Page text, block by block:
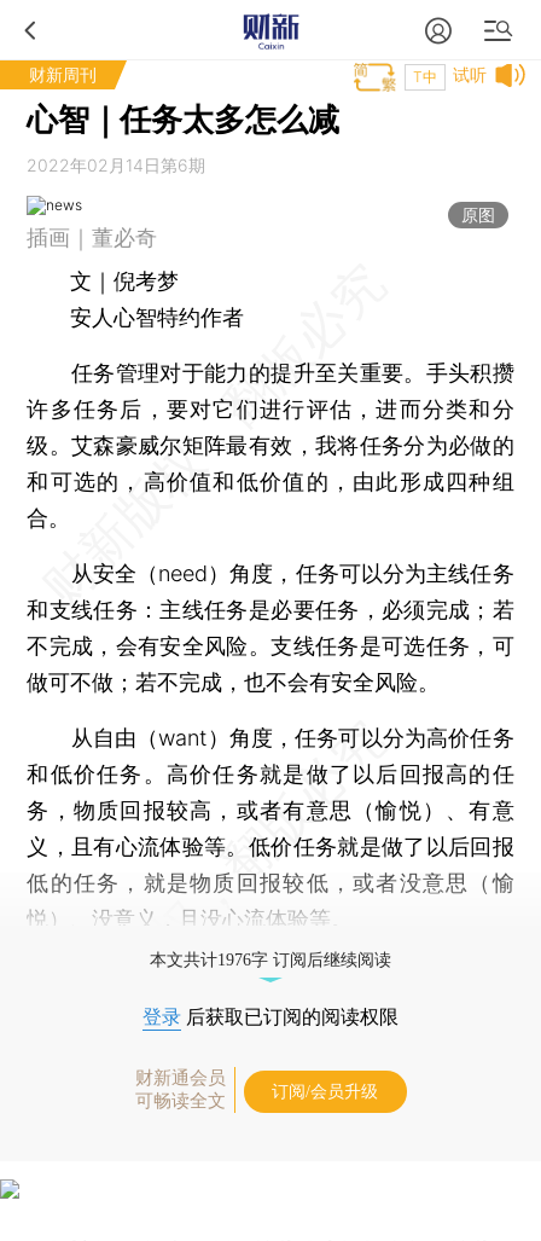
财新周刊 试听
T中
心智｜任务太多怎么减
2022年02月14日第6期
原图
插画｜董必奇
文｜倪考梦
安人心智特约作者
任务管理对于能力的提升至关重要。手头积攒
许多任务后，要对它们进行评估，进而分类和分
级。艾森豪威尔矩阵最有效，我将任务分为必做的
和可选的，高价值和低价值的，由此形成四种组
合。
从安全（need）角度，任务可以分为主线任务
和支线任务：主线任务是必要任务，必须完成；若
不完成，会有安全风险。支线任务是可选任务，可
做可不做；若不完成，也不会有安全风险。
从自由（want）角度，任务可以分为高价任务
和低价任务。高价任务就是做了以后回报高的任
务，物质回报较高，或者有意思（愉悦）、有意
义，且有心流体验等。低价任务就是做了以后回报
低的任务，就是物质回报较低，或者没意思（愉
悦）、没意义，且没心流体验等。
本文共计1976字 订阅后继续阅读
登录 后获取已订阅的阅读权限
财新通会员
可畅读全文
订阅/会员升级